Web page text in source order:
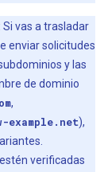
: Si vas a trasladar
enviar solicitudes
y las
de dominio
,
example.net),
verificadas